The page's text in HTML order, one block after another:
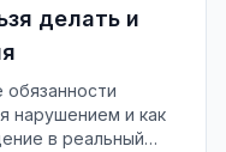
делать и
обязанности
нарушением и как
в реальный